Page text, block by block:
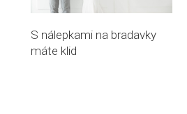
S nálepkami na bradavky
máte klid